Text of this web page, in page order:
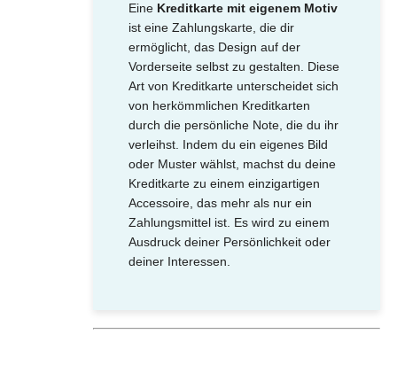
Eine Kreditkarte mit eigenem Motiv
ist eine Zahlungskarte, die dir
ermöglicht, das Design auf der
Vorderseite selbst zu gestalten. Diese
Art von Kreditkarte unterscheidet sich
von herkömmlichen Kreditkarten
durch die persönliche Note, die du ihr
verleihst. Indem du ein eigenes Bild
oder Muster wählst, machst du deine
Kreditkarte zu einem einzigartigen
Accessoire, das mehr als nur ein
Zahlungsmittel ist. Es wird zu einem
Ausdruck deiner Persönlichkeit oder
deiner Interessen.